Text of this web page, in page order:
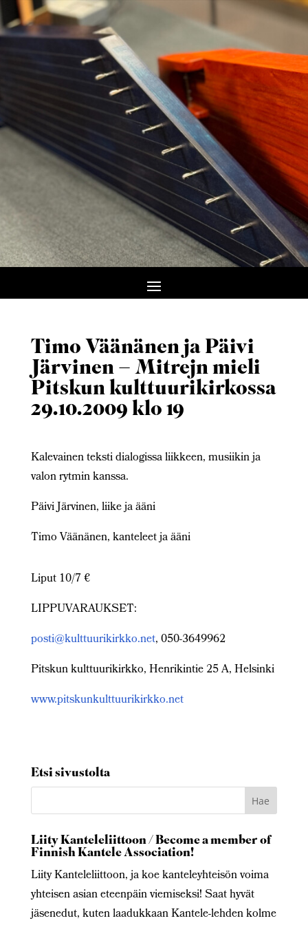
Timo Väänänen ja Päivi
Järvinen – Mitrejn mieli
Pitskun kulttuurikirkossa
29.10.2009 klo 19
Kalevainen teksti dialogissa liikkeen, musiikin ja
valon rytmin kanssa.
Päivi Järvinen, liike ja ääni
Timo Väänänen, kanteleet ja ääni
Liput 10/7€
LIPPUVARAUKSET:
posti@kulttuurikirkko.net, 050-3649962
Pitskun kulttuurikirkko, Henrikintie 25 A, Helsinki
www.pitskunkulttuurikirkko.net
Etsi sivustolta
Liity Kanteleliittoon / Become a member of
Finnish Kantele Association!
Liity Kanteleliittoon, ja koe kanteleyhteisön voima
yhteisen asian eteenpäin viemiseksi! Saat hyvät
jäsenedut, kuten laadukkaan Kantele-lehden kolme